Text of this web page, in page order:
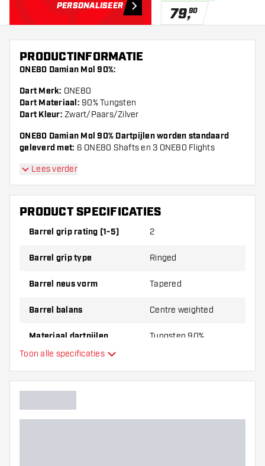
PERSONALISEER 79,90
PRODUCTINFORMATIE
ONE80 Damian Mol 90%:
Dart Merk: ONE80
Dart Materiaal: 90% Tungsten
Dart Kleur: Zwart/Paars/Zilver
ONE80 Damian Mol 90% Dartpijlen worden standaard
geleverd met: 6 ONE80 Shafts en 3 ONE80 Flights
Lees verder
PRODUCT SPECIFICATIES
Barrel grip rating (1-5) 2
Barrel grip type Ringed
Barrel neus vorm Tapered
Barrel balans Centre weighted
Materiaal dartpijlen Tungsten 90%
Dart speler
Toon alle specificaties